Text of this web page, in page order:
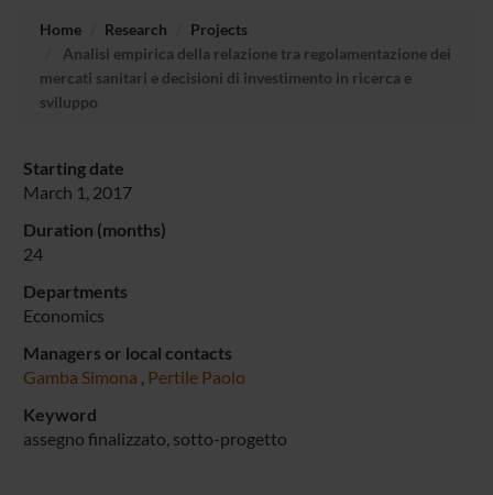
Home Research
Projects
Analisi empirica della relazione tra regolamentazione dei
mercati sanitari e decisioni di investimento in ricerca e
sviluppo
Starting date
March 1, 2017
Duration (months)
24
Departments
Economics
Managers or local contacts
Gamba Simona , Pertile Paolo
Keyword
assegno finalizzato, sotto-progetto